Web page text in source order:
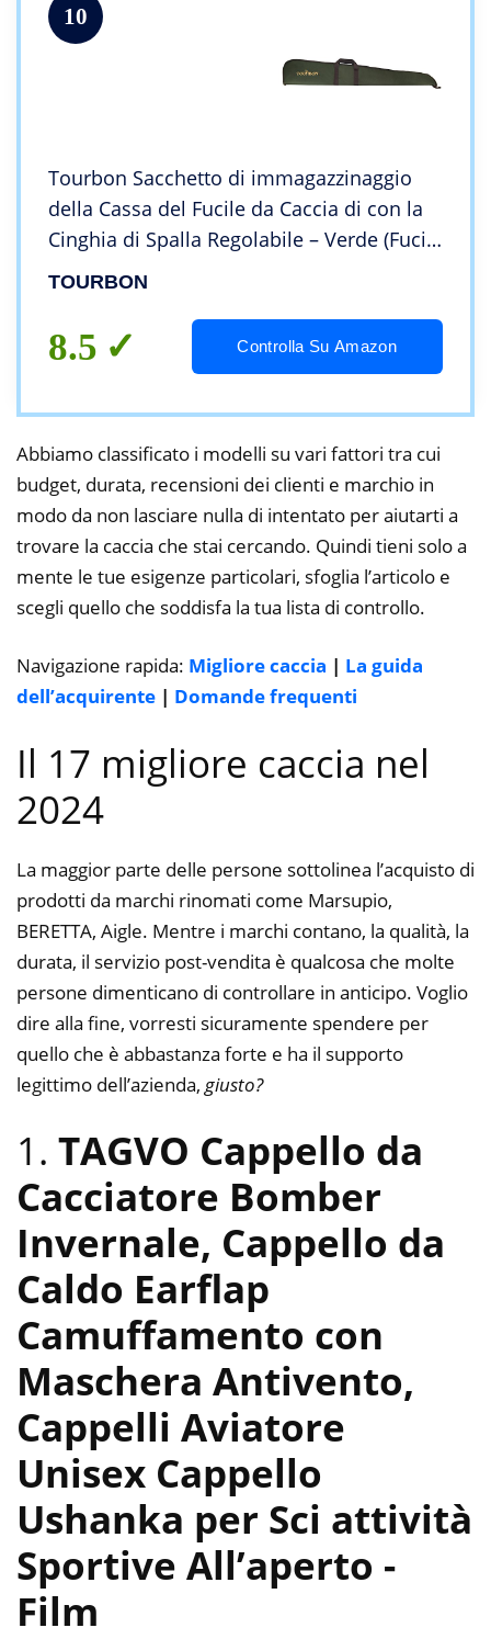
10
Tourbon Sacchetto di immagazzinaggio
della Cassa del Fucile da Caccia di con la
Cinghia di Spalla Regolabile – Verde (Fucile
da Caccia)
TOURBON
8.5 Controlla Su Amazon
Abbiamo classificato i modelli su vari fattori tra cui
budget, durata, recensioni dei clienti e marchio in
modo da non lasciare nulla di intentato per aiutarti a
trovare la caccia che stai cercando. Quindi tieni solo a
mente le tue esigenze particolari, sfoglia l’articolo e
scegli quello che soddisfa la tua lista di controllo.
Navigazione rapida: Migliore caccia | La guida
dell’acquirente | Domande frequenti
Il 17 migliore caccia nel
2024
La maggior parte delle persone sottolinea l’acquisto di
prodotti da marchi rinomati come Marsupio,
BERETTA, Aigle. Mentre i marchi contano, la qualità, la
durata, il servizio post-vendita è qualcosa che molte
persone dimenticano di controllare in anticipo. Voglio
dire alla fine, vorresti sicuramente spendere per
quello che è abbastanza forte e ha il supporto
legittimo dell’azienda, giusto?
1. TAGVO Cappello da
Cacciatore Bomber
Invernale, Cappello da
Caldo Earflap
Camuffamento con
Maschera Antivento,
Cappelli Aviatore
Unisex Cappello
Ushanka per Sci attività
Sportive All’aperto -
Film